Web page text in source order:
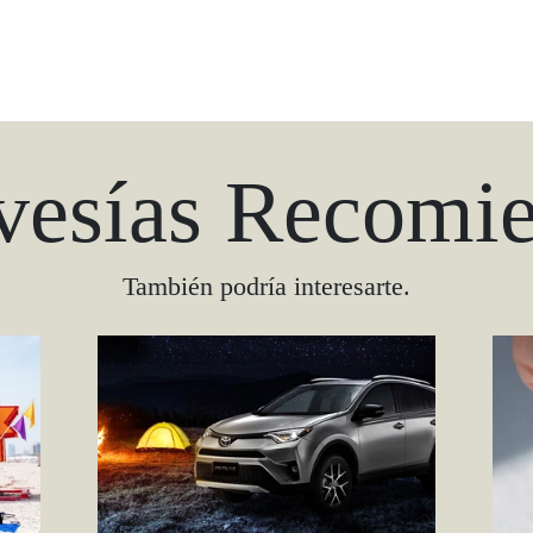
También podría interesarte.